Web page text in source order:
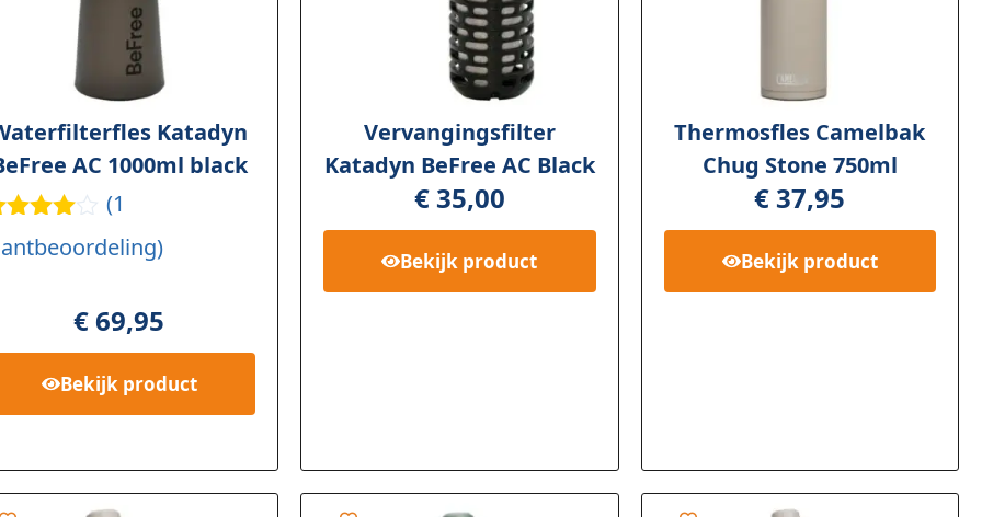
Katadyn
AC 1000ml black
4.00
(1
€69,95
Bekijk product
Vervangingsfilter
Katadyn BeFree AC Black
€35,00
Bekijk product
Thermosfles Camelbak
Chug Stone 750ml
€ 37,95
Bekijk product